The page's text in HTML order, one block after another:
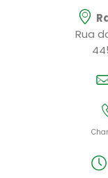
Rua